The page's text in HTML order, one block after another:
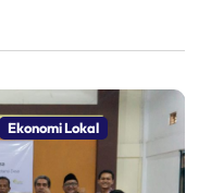
Ekonomi Lokal